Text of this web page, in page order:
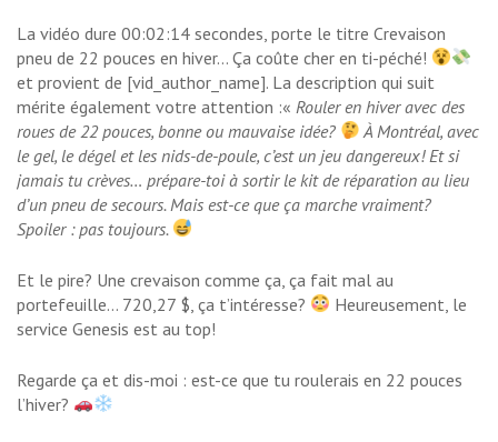
La vidéo dure 00:02:14 secondes, porte le titre Crevaison
pneu de 22 pouces en hiver… Ça coûte cher en ti-péché!
et provient de [vid_author_name]. La description qui suit
mérite également votre attention :« Rouler en hiver avec des
roues de 22 pouces, bonne ou mauvaise idée?
À Montréal, avec
le gel, le dégel et les nids-de-poule, c’est un jeu dangereux! Et si
jamais tu crèves… prépare-toi à sortir le kit de réparation au lieu
d’un pneu de secours. Mais est-ce que ça marche vraiment?
Spoiler : pas toujours.
Et le pire? Une crevaison comme ça, ça fait mal au
portefeuille… 720,27 $, ça t’intéresse?
Heureusement, le
service Genesis est au top!
Regarde ça et dis-moi : est-ce que tu roulerais en 22 pouces
l’hiver?